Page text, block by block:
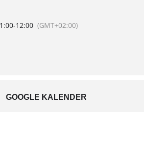
-12:00 (GMT+02:00)
GOOGLE KALENDER